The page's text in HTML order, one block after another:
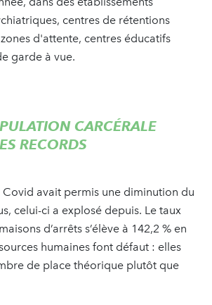
centres de rétentions
d'attente, centres éducatifs
garde à vue.
CARCÉRALE
RECORDS
Covid avait permis une diminution du
celui-ci a explosé depuis. Le taux
d’arrêts s’élève à 142,2 % en
humaines font défaut : elles
de place théorique plutôt que